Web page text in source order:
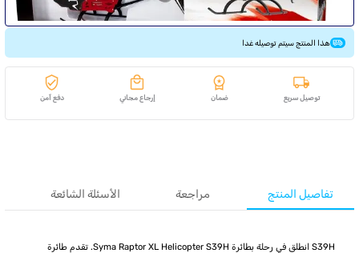
هذا المنتج سيتم توصيله غدا
توصيل سريع ضمان إرجاع مجاني دفع آمن
تفاصيل المنتج مراجعة الأسئلة الشائعة
S39H انطلق في رحلة بطائرة Syma Raptor XL Helicopter S39H. تقدم طائرة